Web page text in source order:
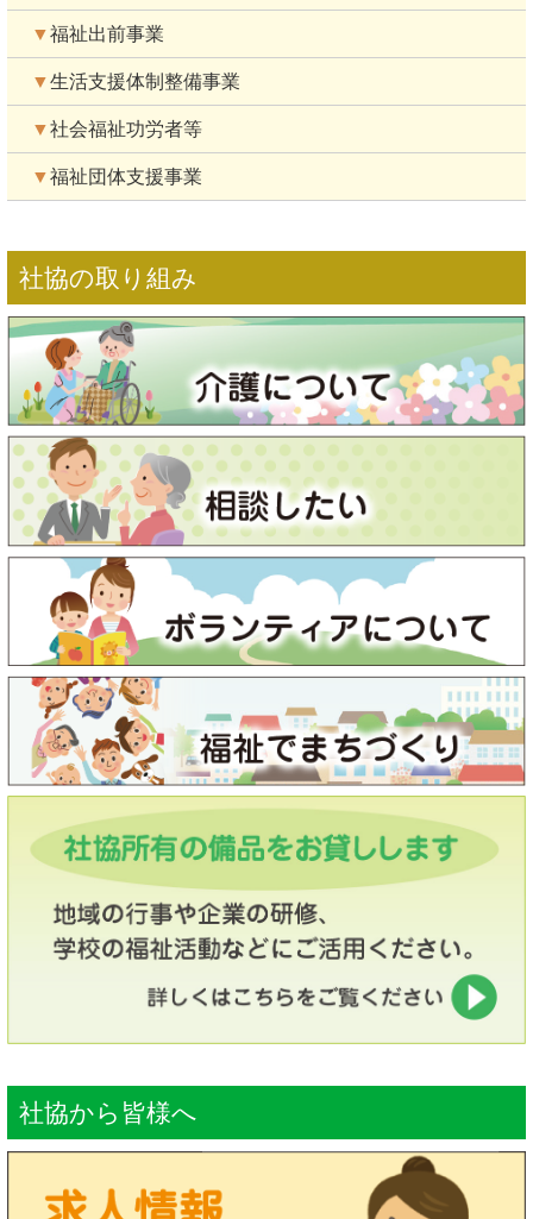
▼福祉出前事業
▼生活支援体制整備事業
▼社会福祉功労者等
▼福祉団体支援事業
社協の取り組み
社協から皆様へ